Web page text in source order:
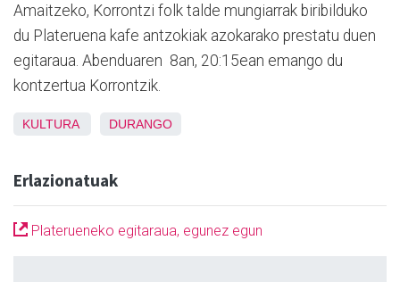
Amaitzeko, Korrontzi folk talde mungiarrak biribilduko
du Plateruena kafe antzokiak azokarako prestatu duen
egitaraua. Abenduaren 8an, 20:15ean emango du
kontzertua Korrontzik.
KULTURA DURANGO
Erlazionatuak
Platerueneko egitaraua, egunez egun